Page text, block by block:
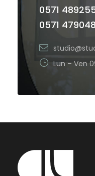
0571
0571 479048
Lun – Ven